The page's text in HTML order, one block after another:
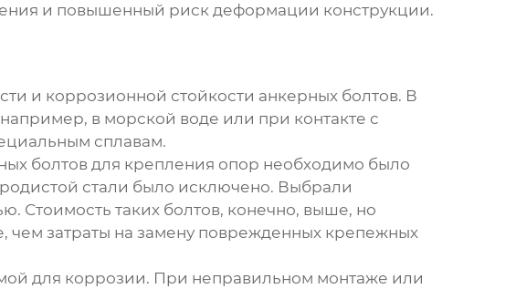
и повышенный риск деформации конструкции.
и коррозионной стойкости анкерных болтов. В
в морской воде или при контакте с
сплавам.
болтовдля крепления опор необходимо было
стали было исключено. Выбрали
Стоимость таких болтов, конечно, выше, но
чем затраты на замену поврежденных крепежных
для коррозии. При неправильном монтаже или